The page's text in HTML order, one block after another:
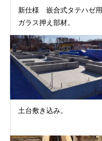
新仕様 嵌合式タテハゼ用
ガラス押え部材。
土台敷き込み。